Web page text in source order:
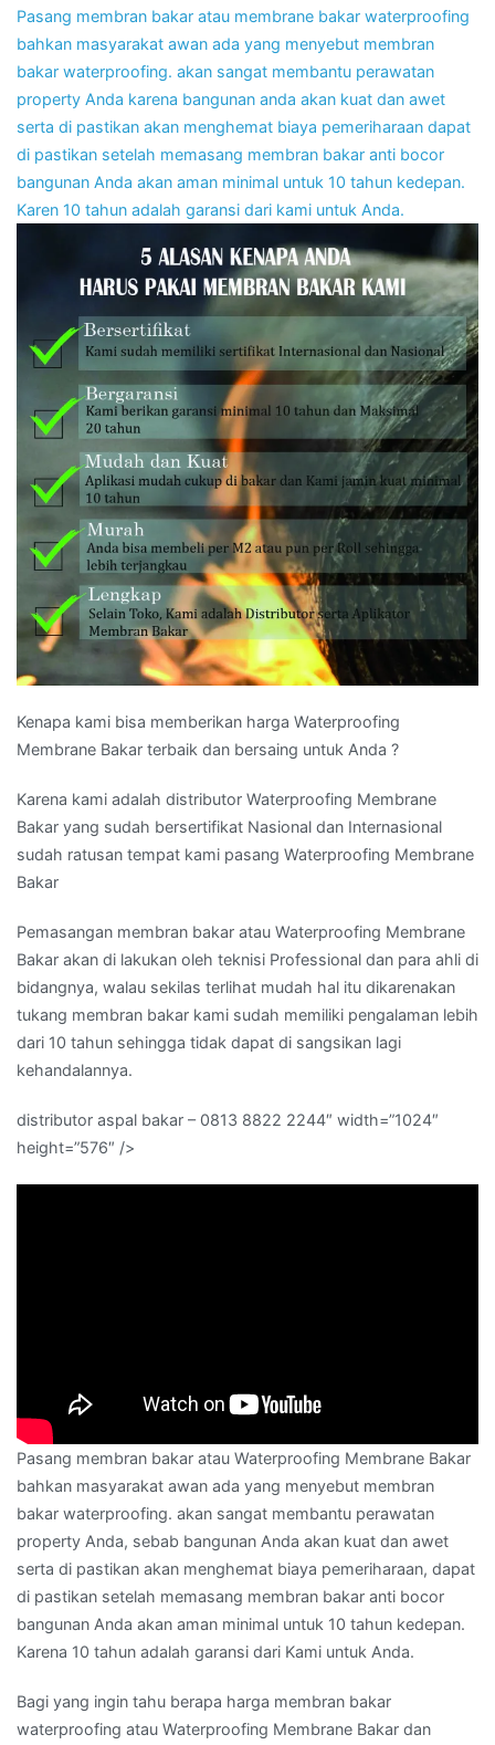
Pasang membran bakar atau membrane bakar waterproofing
bahkan masyarakat awan ada yang menyebut membran
bakar waterproofing. akan sangat membantu perawatan
property Anda karena bangunan anda akan kuat dan awet
serta di pastikan akan menghemat biaya pemeriharaan dapat
di pastikan setelah memasang membran bakar anti bocor
bangunan Anda akan aman minimal untuk 10 tahun kedepan.
Karen 10 tahun adalah garansi dari kami untuk Anda.
Kenapa kami bisa memberikan harga Waterproofing
Membrane Bakar terbaik dan bersaing untuk Anda ?
Karena kami adalah distributor Waterproofing Membrane
Bakar yang sudah bersertifikat Nasional dan Internasional
sudah ratusan tempat kami pasang Waterproofing Membrane
Bakar
Pemasangan membran bakar atau Waterproofing Membrane
Bakar akan di lakukan oleh teknisi Professional dan para ahli di
bidangnya, walau sekilas terlihat mudah hal itu dikarenakan
tukang membran bakar kami sudah memiliki pengalaman lebih
dari 10 tahun sehingga tidak dapat di sangsikan lagi
kehandalannya.
distributor aspal bakar – 0813 8822 2244″ width=”1024″
height=”576″ />
Pasang membran bakar atau Waterproofing Membrane Bakar
bahkan masyarakat awan ada yang menyebut membran
bakar waterproofing. akan sangat membantu perawatan
property Anda, sebab bangunan Anda akan kuat dan awet
serta di pastikan akan menghemat biaya pemeriharaan, dapat
di pastikan setelah memasang membran bakar anti bocor
bangunan Anda akan aman minimal untuk 10 tahun kedepan.
Karena 10 tahun adalah garansi dari Kami untuk Anda.
Bagi yang ingin tahu berapa harga membran bakar
waterproofing atau Waterproofing Membrane Bakar dan